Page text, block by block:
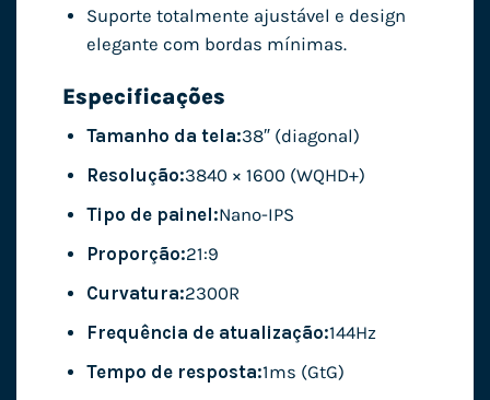
Suporte totalmente ajustável e design
elegante com bordas mínimas.
Especificações
Tamanho da tela:38″ (diagonal)
Resolução:3840 × 1600 (WQHD+)
Tipo de painel:Nano-IPS
Proporção:21:9
Curvatura:2300R
Frequência de atualização:144Hz
Tempo de resposta:1ms (GtG)